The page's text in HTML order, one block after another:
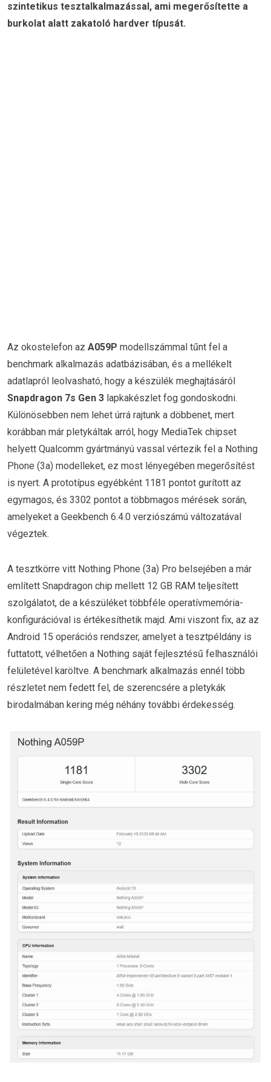
szintetikus tesztalkalmazással, ami megerősítette a
burkolat alatt zakatoló hardver típusát.
Az okostelefon az A059P modellszámmal tűnt fel a
benchmark alkalmazás adatbázisában, és a mellékelt
adatlapról leolvasható, hogy a készülék meghajtásáról
Snapdragon 7s Gen 3 lapkakészlet fog gondoskodni.
Különösebben nem lehet úrrá rajtunk a döbbenet, mert
korábban már pletykáltak arról, hogy MediaTek chipset
helyett Qualcomm gyártmányú vassal vértezik fel a Nothing
Phone (3a) modelleket, ez most lényegében megerősítést
is nyert. A prototípus egyébként 1181 pontot gurított az
egymagos, és 3302 pontot a többmagos mérések során,
amelyeket a Geekbench 6.4.0 verziószámú változatával
végeztek.
A tesztkörre vitt Nothing Phone (3a) Pro belsejében a már
említett Snapdragon chip mellett 12 GB RAM teljesített
szolgálatot, de a készüléket többféle operatívmemória-
konfigurációval is értékesíthetik majd. Ami viszont fix, az az
Android 15 operációs rendszer, amelyet a tesztpéldány is
futtatott, vélhetően a Nothing saját fejlesztésű felhasználói
felületével karöltve. A benchmark alkalmazás ennél több
részletet nem fedett fel, de szerencsére a pletykák
birodalmában kering még néhány további érdekesség.